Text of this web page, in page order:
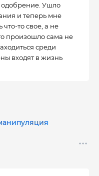
одобрение. Ушло
и теперь мне
что-то свое, а не
произошло сама не
среди
входят в жизнь